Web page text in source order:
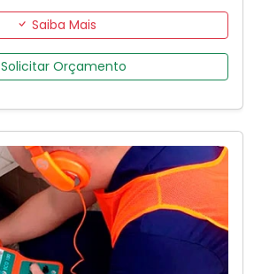
Saiba Mais
Solicitar Orçamento